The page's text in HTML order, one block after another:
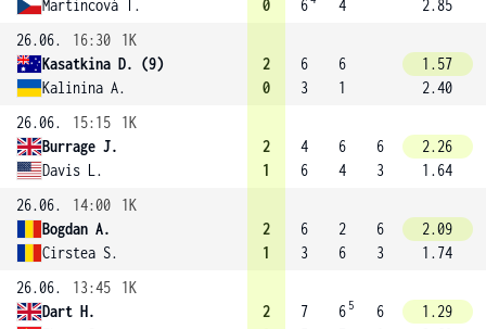
Martincová T. 0 6 4
2.85
26.06.
16:30
1K
Kasatkina D. (9)
Kalinina A.
2
0
6
3
6
1
1.57
2.40
26.06.
15:15
1K
Burrage J.
Davis L.
2
1
4
6
6
4
6
3
2.26
1.64
26.06.
14:00
1K
Bogdan A.
Cirstea S.
2
1
6
3
2
6
6
3
2.09
1.74
26.06.
13:45
1K
Dart H.
2
7
6 5
6
1.29